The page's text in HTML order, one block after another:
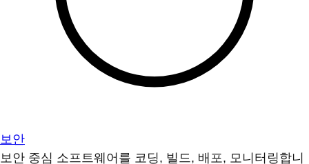
보안
보안 중심 소프트웨어를 코딩, 빌드, 배포, 모니터링합니